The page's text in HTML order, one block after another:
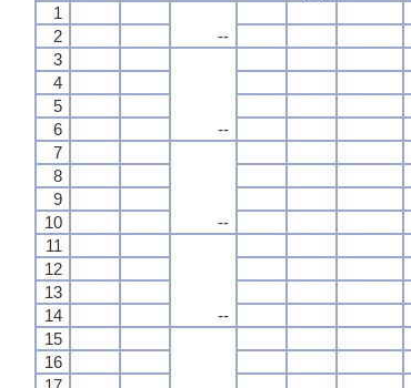
1
--
2
3
--
4
5
6
7
--
8
9
10
11
--
12
13
14
15
16
1
--
2
3
--
4
5
6
7
--
8
9
10
11
--
12
13
14
15
16
1
--
2
3
--
4
5
6
7
--
8
9
10
11
--
12
13
14
15
16
1
--
2
3
--
4
5
6
7
--
8
9
10
11
--
12
13
14
15
16